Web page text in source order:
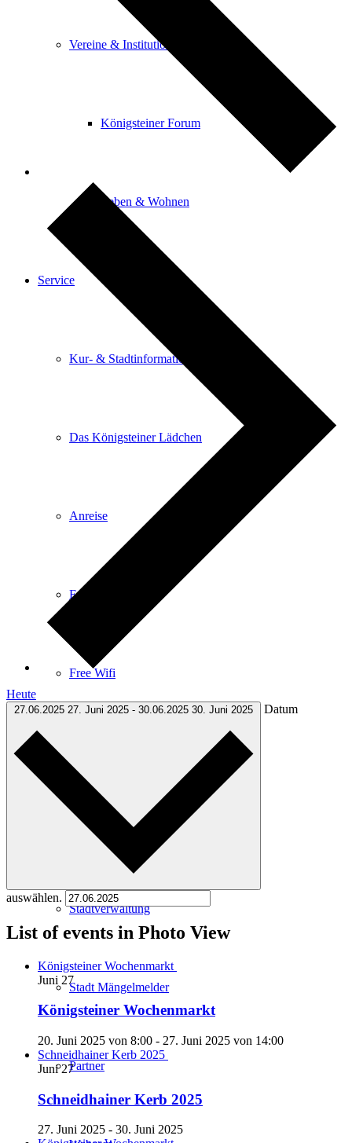
Vereine & Institutionen
Königsteiner Forum
Leben & Wohnen
Service
Kur- & Stadtinformation
Das Königsteiner Lädchen
Anreise
E-Car-Sharing
Free Wifi
Infomaterial zum Download
Kartenvorverkauf
Stadtverwaltung
Stadt Mängelmelder
Partner
Heute
27.06.2025 27. Juni 2025 - 30.06.2025 30. Juni 2025 Datum
auswählen.
List of events in Photo View
Königsteiner Wochenmarkt
Juni 27
Königsteiner Wochenmarkt
20. Juni 2025 von 8:00 - 27. Juni 2025 von 14:00
Schneidhainer Kerb 2025
Juni27
Schneidhainer Kerb 2025
27. Juni 2025 - 30. Juni 2025